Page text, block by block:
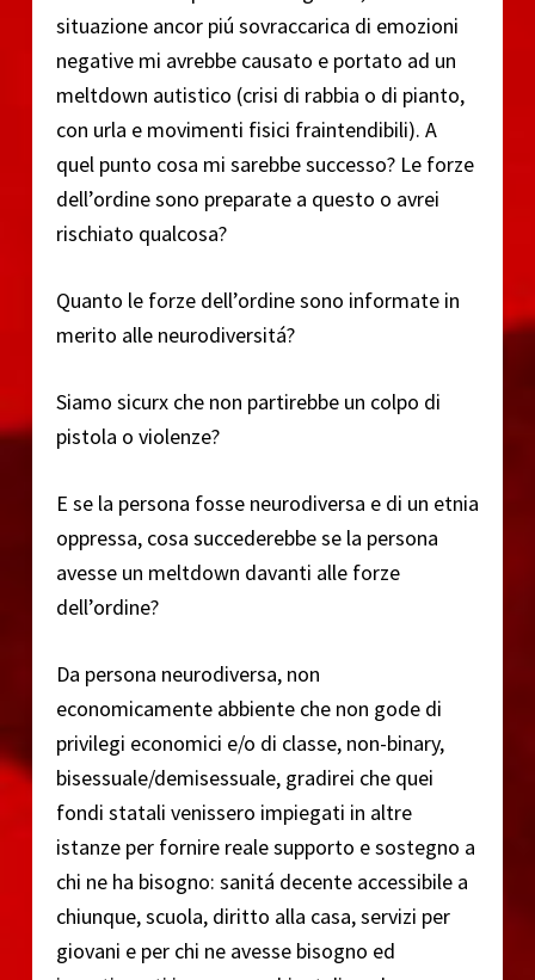
situazione ancor piú sovraccarica di emozioni
negative mi avrebbe causato e portato ad un
meltdown autistico (crisi di rabbia o di pianto,
con urla e movimenti fisici fraintendibili). A
quel punto cosa mi sarebbe successo? Le forze
dell’ordine sono preparate a questo o avrei
rischiato qualcosa?
Quanto le forze dell’ordine sono informate in
merito alle neurodiversitá?
Siamo sicurx che non partirebbe un colpo di
pistola o violenze?
E se la persona fosse neurodiversa e di un etnia
oppressa, cosa succederebbe se la persona
avesse un meltdown davanti alle forze
dell’ordine?
Da persona neurodiversa, non
economicamente abbiente che non gode di
privilegi economici e/o di classe, non-binary,
bisessuale/demisessuale, gradirei che quei
fondi statali venissero impiegati in altre
istanze per fornire reale supporto e sostegno a
chi ne ha bisogno: sanitá decente accessibile a
chiunque, scuola, diritto alla casa, servizi per
giovani e per chi ne avesse bisogno ed